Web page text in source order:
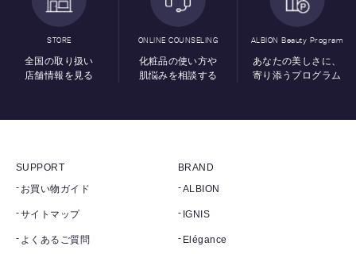
STORE
全国の取り扱い
店舗情報を見る
ONLINE COUNSELING
化粧品の使い方や
肌悩みを相談する
ALBION Beauty Program
あなたの美しさに、
寄り添うプログラム
SUPPORT
お買い物ガイド
サイトマップ
よくあるご質問
BRAND
ALBION
IGNIS
Elégance